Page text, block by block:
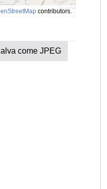
contributors.
come JPEG